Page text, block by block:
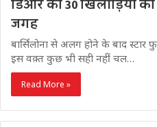
जगह
बार्सिलोना से अलग होने के बाद
इस वक़्त कुछ भी सही नहीं चल…
Read More »